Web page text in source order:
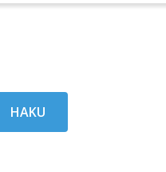
HAKU